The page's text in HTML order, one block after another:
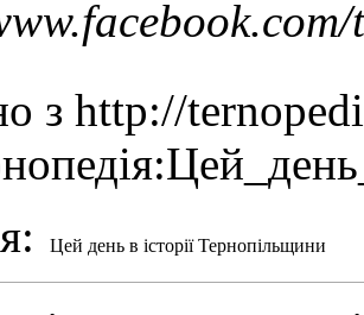
з http://
: Цей день в історії Тернопільщини